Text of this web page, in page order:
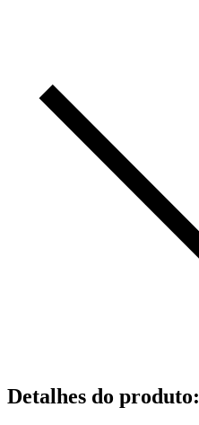
Detalhes do produto: